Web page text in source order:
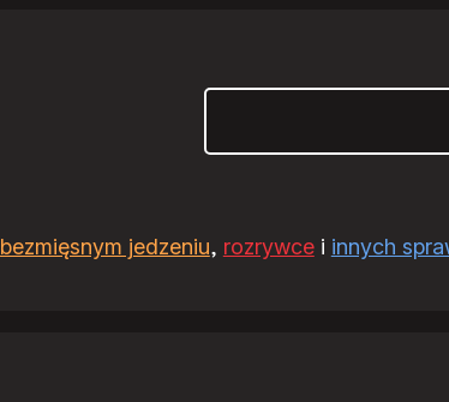
bezmięsnym jedzeniu, rozrywcei innych